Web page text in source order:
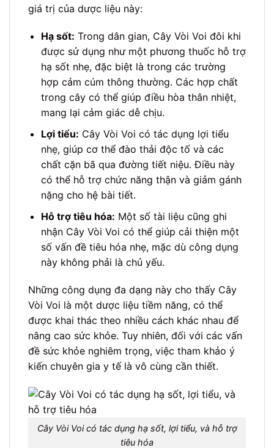
giá trị của dược liệu này:
Hạ sốt: Trong dân gian, Cây Vòi Voi đôi khi
được sử dụng như một phương thuốc hỗ trợ
hạ sốt nhẹ, đặc biệt là trong các trường
hợp cảm cúm thông thường. Các hợp chất
trong cây có thể giúp điều hòa thân nhiệt,
mang lại cảm giác dễ chịu.
Lợi tiểu: Cây Vòi Voi có tác dụng lợi tiểu
nhẹ, giúp cơ thể đào thải độc tố và các
chất cặn bã qua đường tiết niệu. Điều này
có thể hỗ trợ chức năng thận và giảm gánh
nặng cho hệ bài tiết.
Hỗ trợ tiêu hóa: Một số tài liệu cũng ghi
nhận Cây Vòi Voi có thể giúp cải thiện một
số vấn đề tiêu hóa nhẹ, mặc dù công dụng
này không phải là chủ yếu.
Những công dụng đa dạng này cho thấy Cây
Vòi Voi là một dược liệu tiềm năng, có thể
được khai thác theo nhiều cách khác nhau để
nâng cao sức khỏe. Tuy nhiên, đối với các vấn
đề sức khỏe nghiêm trọng, việc tham khảo ý
kiến chuyên gia y tế là vô cùng cần thiết.
Cây Vòi Voi có tác dụng hạ sốt, lợi tiểu, và hỗ trợ
tiêu hóa